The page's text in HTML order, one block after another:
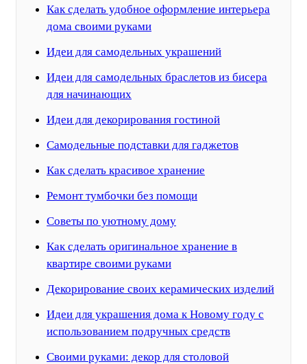
Как сделать удобное оформление интерьера
дома своими руками
Идеи для самодельных украшений
Идеи для самодельных браслетов из бисера
для начинающих
Идеи для декорирования гостиной
Самодельные подставки для гаджетов
Как сделать красивое хранение
Ремонт тумбочки без помощи
Советы по уютному дому
Как сделать оригинальное хранение в
квартире своими руками
Декорирование своих керамических изделий
Идеи для украшения дома к Новому году с
использованием подручных средств
Своими руками: декор для столовой